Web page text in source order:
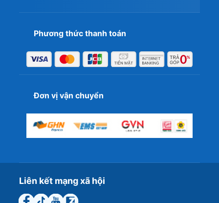
Phương thức thanh toán
Đơn vị vận chuyển
Liên kết mạng xã hội